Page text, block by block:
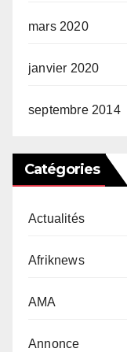
mars 2020
janvier 2020
septembre 2014
Catégories
Actualités
Afriknews
AMA
Annonce